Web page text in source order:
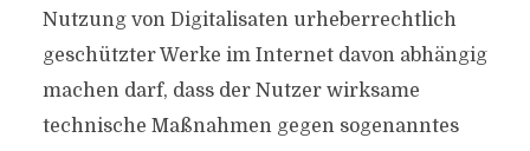
Nutzung von Digitalisaten urheberrechtlich
geschützter Werke im Internet davon abhängig
machen darf, dass der Nutzer wirksame
technische Maßnahmen gegen sogenanntes